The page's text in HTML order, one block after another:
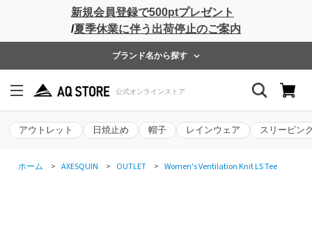
新規会員登録で500ptプレゼント
/夏季休業に伴う出荷停止のご案内
ブランド名から探す
アウトレット 日焼止め 帽子 レインウェア スリーピン
ホーム > AXESQUIN > OUTLET > Women's Ventilation Knit LS Tee